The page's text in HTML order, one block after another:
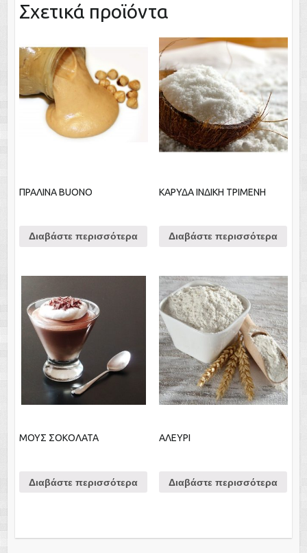
Σχετικά προϊόντα
ΠΡΑΛΙΝΑ BUONO
Διαβάστε περισσότερα
ΚΑΡΥΔΑ ΙΝΔΙΚΗ ΤΡΙΜΕΝΗ
Διαβάστε περισσότερα
ΜΟΥΣ ΣΟΚΟΛΑΤΑ
Διαβάστε περισσότερα
ΑΛΕΥΡΙ
Διαβάστε περισσότερα